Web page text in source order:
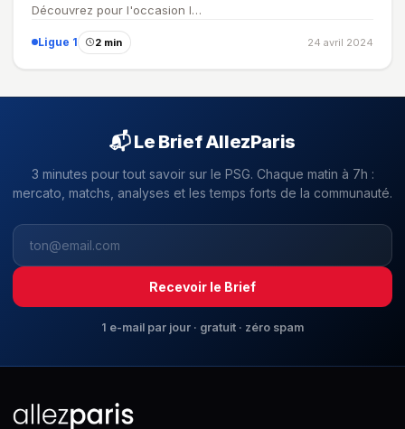
Découvrez pour l'occasion l…
Ligue 1 2 min 24 avril 2024
📬 Le Brief AllezParis
3 minutes pour tout savoir sur le PSG. Chaque matin à 7h :
mercato, matchs, analyses et les temps forts de la communauté.
Recevoir le Brief
1 e-mail par jour · gratuit · zéro spam